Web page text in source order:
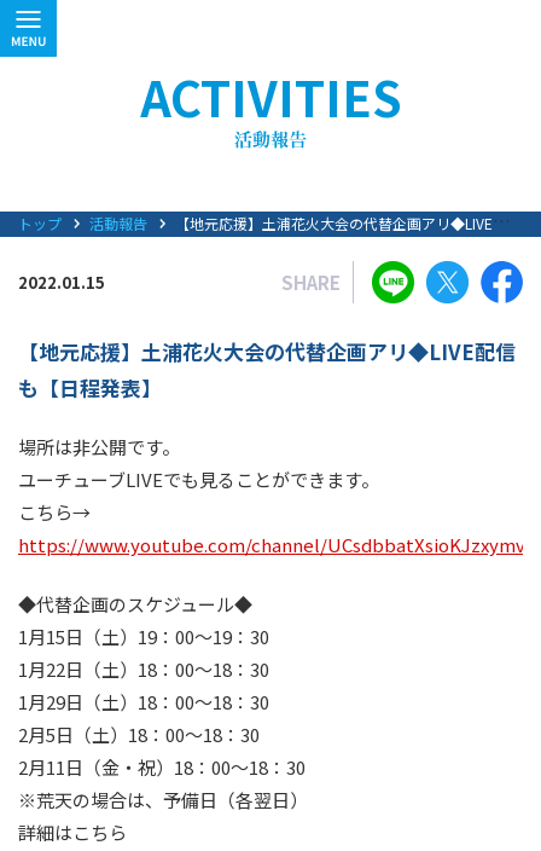
ACTIVITIES
トップ 活動報告 【地元応援】土浦花火大会の代替企画アリ◆LIVE配信も【日程発表】
2022.01.15 SHARE
【地元応援】土浦花火大会の代替企画アリ◆LIVE配信
も【日程発表】
場所は非公開です。
ユーチューブLIVEでも見ることができます。
こちら→
https://www.youtube.com/channel/
◆代替企画のスケジュール◆
1月15日（土）19：00～19：30
1月22日（土）18：00～18：30
1月29日（土）18：00～18：30
2月5日（土）18：00～18：30
2月11日（金・祝）18：00～18：30
※荒天の場合は、予備日（各翌日）
詳細はこちら